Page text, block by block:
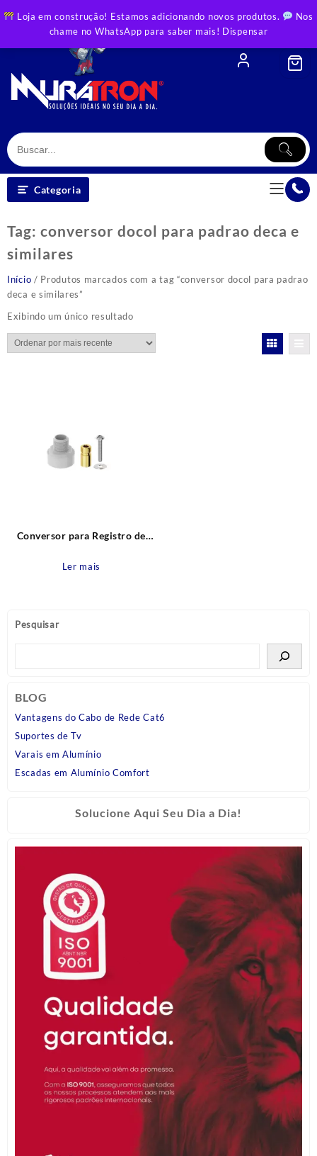
Loja em construção! Estamos adicionando novos produtos.
Nos
chame no WhatsApp para saber mais! Dispensar
to
Categoria
Pesquisar
BLOG
Vantagens do Cabo de Rede Cat6
Suportes de Tv
Varais em Alumínio
Escadas em Alumínio Comfort
Solucione Aqui Seu Dia a Dia!
Tag: conversor docol para padrao deca e
similares
Início / Produtos marcados com a tag “conversor docol para padrao
deca e similares”
Exibindo um único resultado
Conversor para Registro de
com Docol x Acab. Deca e
Ler mais